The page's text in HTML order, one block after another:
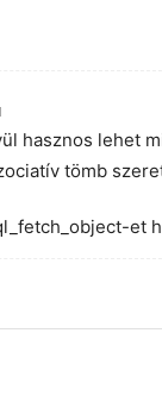
hasznos lehet
tömb
et